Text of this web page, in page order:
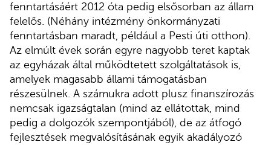
fenntartásáért 2012 óta pedig elsősorban az állam
felelős. (Néhány intézmény önkormányzati
fenntartásban maradt, például a Pesti úti otthon).
Az elmúlt évek során egyre nagyobb teret kaptak
az egyházak által működtetett szolgáltatások is,
amelyek magasabb állami támogatásban
részesülnek. A számukra adott plusz finanszírozás
nemcsak igazságtalan (mind az ellátottak, mind
pedig a dolgozók szempontjából), de az átfogó
fejlesztések megvalósításának egyik akadályozó